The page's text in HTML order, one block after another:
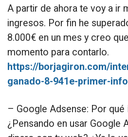
A partir de ahora te voy a ir
ingresos. Por fin he
8.000€ en un mes y creo
momento para contarlo.
https://borjagiron.com/
ganado-8-941e-primer-
– Google Adsense: Por qué
¿Pensando en usar Google